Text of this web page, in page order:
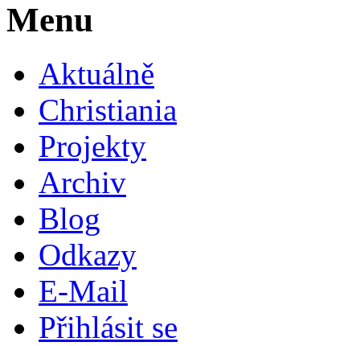
Menu
Aktuálně
Christiania
Projekty
Archiv
Blog
Odkazy
E-Mail
Přihlásit se